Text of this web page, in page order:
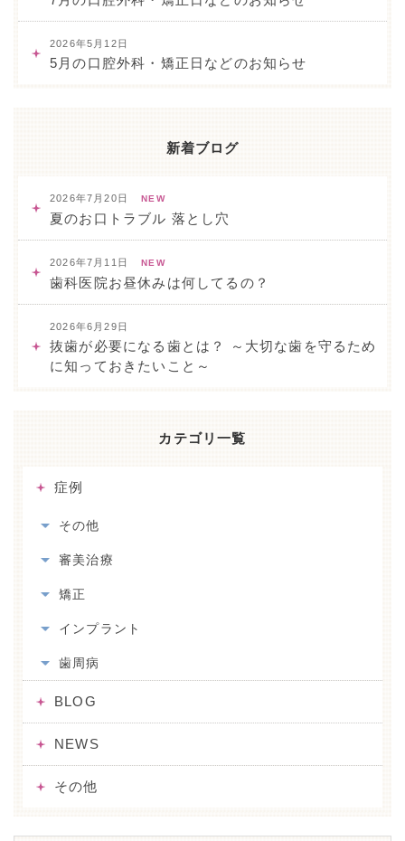
2026年5月12日
5月の口腔外科・矯正日などのお知らせ
新着ブログ
2026年7月20日 NEW
夏のお口トラブル 落とし穴
2026年7月11日 NEW
歯科医院お昼休みは何してるの？
2026年6月29日
抜歯が必要になる歯とは？ ～大切な歯を守るため
に知っておきたいこと～
カテゴリ一覧
症例
その他
審美治療
矯正
インプラント
歯周病
BLOG
NEWS
その他